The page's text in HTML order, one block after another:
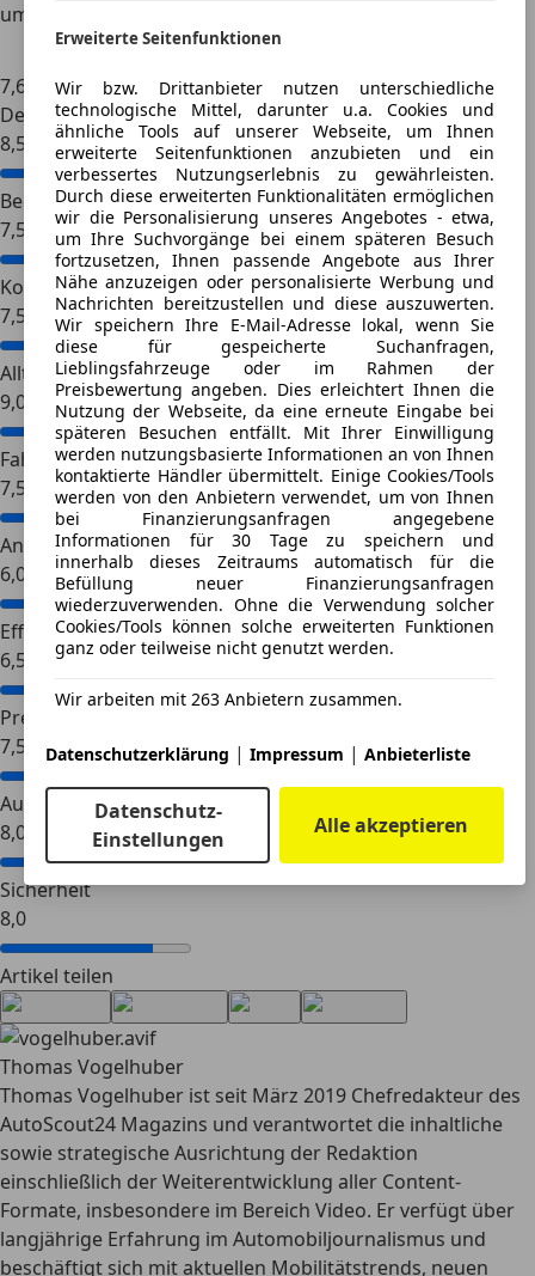
Erweiterte Seitenfunktionen
Wir bzw. Drittanbieter nutzen unterschiedliche
technologische Mittel, darunter u.a. Cookies und
ähnliche Tools auf unserer Webseite, um Ihnen
erweiterte Seitenfunktionen anzubieten und ein
verbessertes Nutzungserlebnis zu gewährleisten.
Durch diese erweiterten Funktionalitäten ermöglichen
wir die Personalisierung unseres Angebotes - etwa,
um Ihre Suchvorgänge bei einem späteren Besuch
fortzusetzen, Ihnen passende Angebote aus Ihrer
Nähe anzuzeigen oder personalisierte Werbung und
Nachrichten bereitzustellen und diese auszuwerten.
Wir speichern Ihre E-Mail-Adresse lokal, wenn Sie
diese für gespeicherte Suchanfragen,
Lieblingsfahrzeuge oder im Rahmen der
Preisbewertung angeben. Dies erleichtert Ihnen die
Nutzung der Webseite, da eine erneute Eingabe bei
späteren Besuchen entfällt. Mit Ihrer Einwilligung
werden nutzungsbasierte Informationen an von Ihnen
kontaktierte Händler übermittelt. Einige Cookies/Tools
werden von den Anbietern verwendet, um von Ihnen
bei Finanzierungsanfragen angegebene
Informationen für 30 Tage zu speichern und
innerhalb dieses Zeitraums automatisch für die
Befüllung neuer Finanzierungsanfragen
wiederzuverwenden. Ohne die Verwendung solcher
Cookies/Tools können solche erweiterten Funktionen
ganz oder teilweise nicht genutzt werden.
Wir arbeiten mit 263 Anbietern zusammen.
Datenschutzerklärung | Impressum | Anbieterliste
Datenschutz-
Einstellungen
Alle akzeptieren
umfangreichen Tests des Fahrzeugs vergeben.
7,6
Design
8,5
Bedienbarkeit
7,5
Komfort
7,5
Alltagstauglichkeit
9,0
Fahreigenschaften
7,5
Antrieb
6,0
Effizienz
6,5
Preis-Leistungs-Verhältnis
7,5
Ausstattung
8,0
Sicherheit
8,0
Artikel teilen
Thomas Vogelhuber
Thomas Vogelhuber ist seit März 2019 Chefredakteur des
AutoScout24 Magazins und verantwortet die inhaltliche
sowie strategische Ausrichtung der Redaktion
einschließlich der Weiterentwicklung aller Content-
Formate, insbesondere im Bereich Video. Er verfügt über
langjährige Erfahrung im Automobiljournalismus und
beschäftigt sich mit aktuellen Mobilitätstrends, neuen